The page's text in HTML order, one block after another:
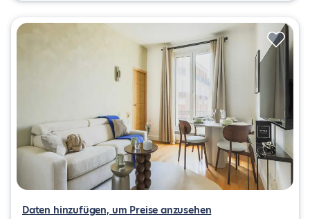
Daten hinzufügen, um Preise anzusehen